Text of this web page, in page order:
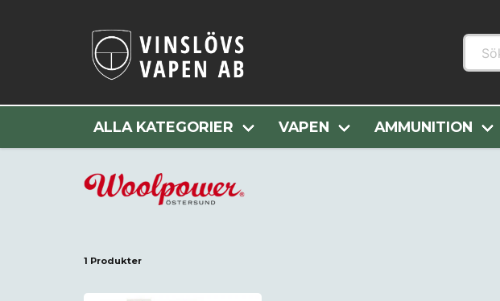
Sök...
ALLA KATEGORIER VAPEN AMMUNITION
1 Produkter